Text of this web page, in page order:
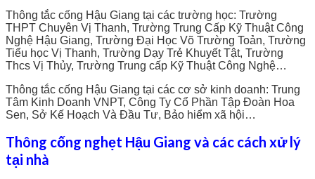
Thông tắc cống Hậu Giang tại các trường học: Trường
THPT Chuyên Vị Thanh, Trường Trung Cấp Kỹ Thuật Công
Nghệ Hậu Giang, Trường Đại Học Võ Trường Toản, Trường
Tiểu học Vị Thanh, Trường Dạy Trẻ Khuyết Tật, Trường
Thcs Vị Thủy, Trường Trung cấp Kỹ Thuật Công Nghệ…
Thông tắc cống Hậu Giang tại các cơ sở kinh doanh: Trung
Tâm Kinh Doanh VNPT, Công Ty Cổ Phần Tập Đoàn Hoa
Sen, Sở Kế Hoạch Và Đầu Tư, Bảo hiểm xã hội…
Thông cống nghẹt Hậu Giang và các cách xử lý
tại nhà